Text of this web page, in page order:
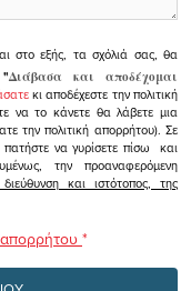
στο εξής, τα σχόλιά σας, θα
"Διάβασα και αποδέχομαι
κι αποδέχεστε την πολιτική
να το κάνετε θα λάβετε μια
την πολιτική απορρήτου). Σε
να γυρίσετε πίσω και
την προαναφερόμενη
και ιστότοπος, της
απορρήτου *